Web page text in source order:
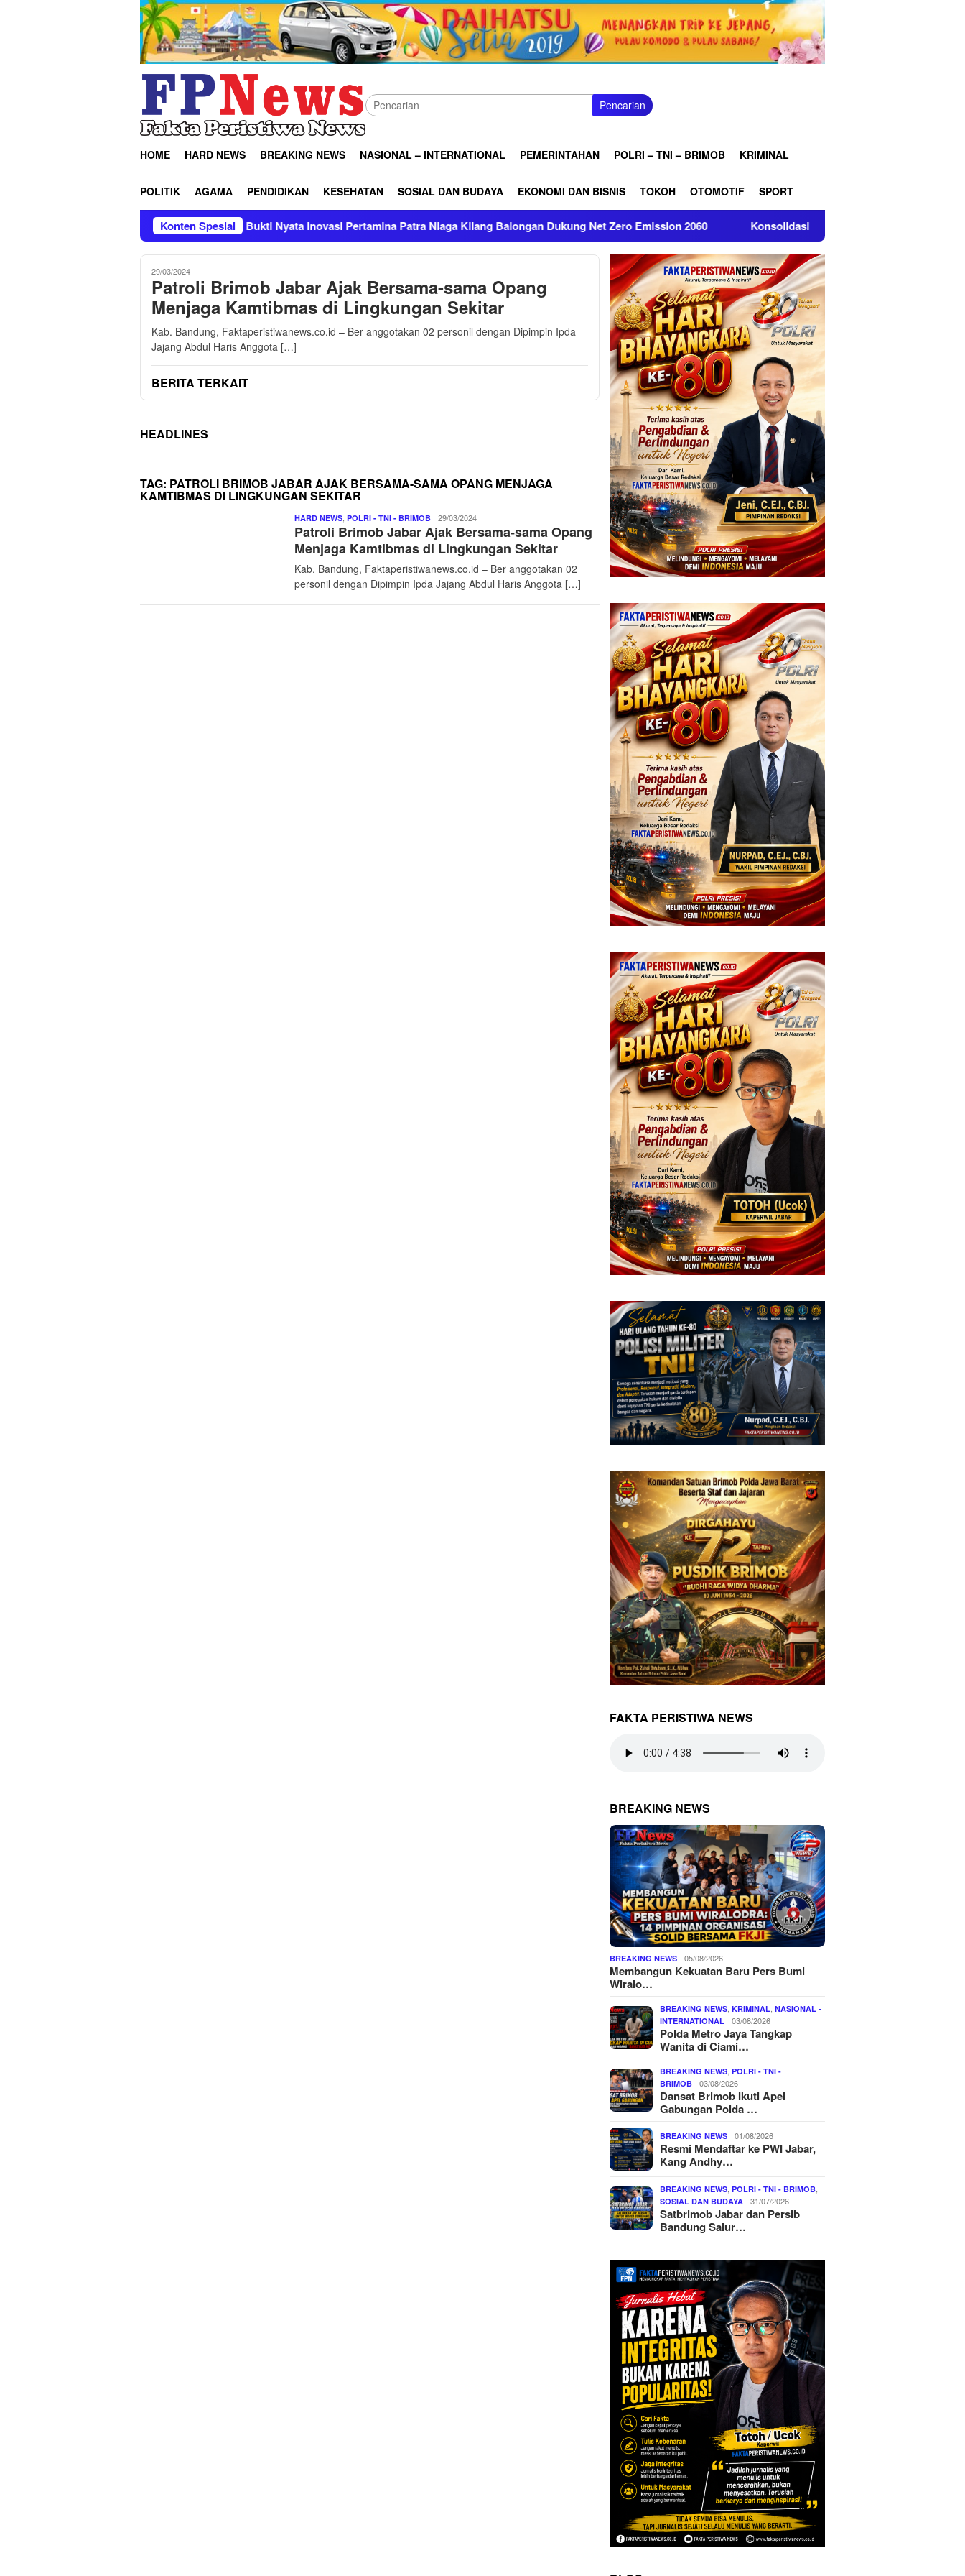
Pencarian
HOME HARD NEWS BREAKING NEWS NASIONAL – INTERNATIONAL PEMERINTAHAN POLRI – TNI – BRIMOB KRIMINAL
POLITIK AGAMA PENDIDIKAN KESEHATAN SOSIAL DAN BUDAYA EKONOMI DAN BISNIS TOKOH OTOMOTIF SPORT
Konten Spesial
Flare Kian Mengecil, Bukti Nyata Inovasi Pertamina Patra Niaga Kilang Balongan Dukung Net Zero Emission 2060 Konsolidasi Organisasi, DPC GRIB Jaya Indramayu Gelar
29/03/2024
Patroli Brimob Jabar Ajak Bersama-sama Opang
Menjaga Kamtibmas di Lingkungan Sekitar
Kab. Bandung, Faktaperistiwanews.co.id – Ber anggotakan 02 personil dengan Dipimpin Ipda
Jajang Abdul Haris Anggota […]
BERITA TERKAIT
HEADLINES
TAG: PATROLI BRIMOB JABAR AJAK BERSAMA-SAMA OPANG MENJAGA
KAMTIBMAS DI LINGKUNGAN SEKITAR
HARD NEWS POLRI - TNI - BRIMOB Jeni
Doang
29/03/2024
Patroli Brimob Jabar Ajak Bersama-sama Opang
Menjaga Kamtibmas di Lingkungan Sekitar
Kab. Bandung, Faktaperistiwanews.co.id – Ber anggotakan 02
personil dengan Dipimpin Ipda Jajang Abdul Haris Anggota […]
FAKTA PERISTIWA NEWS
BREAKING NEWS
BREAKING NEWS 05/08/2026
Membangun Kekuatan Baru Pers Bumi
Wiralo…
BREAKING NEWS ,KRIMINAL ,NASIONAL -
INTERNATIONAL
03/08/2026
Polda Metro Jaya Tangkap
Wanita di Ciami…
BREAKING NEWS ,POLRI - TNI -
BRIMOB
03/08/2026
Dansat Brimob Ikuti Apel
Gabungan Polda …
BREAKING NEWS 01/08/2026
Resmi Mendaftar ke PWI Jabar,
Kang Andhy…
BREAKING NEWS ,POLRI - TNI - BRIMOB
SOSIAL DAN BUDAYA 31/07/2026
Satbrimob Jabar dan Persib
Bandung Salur…